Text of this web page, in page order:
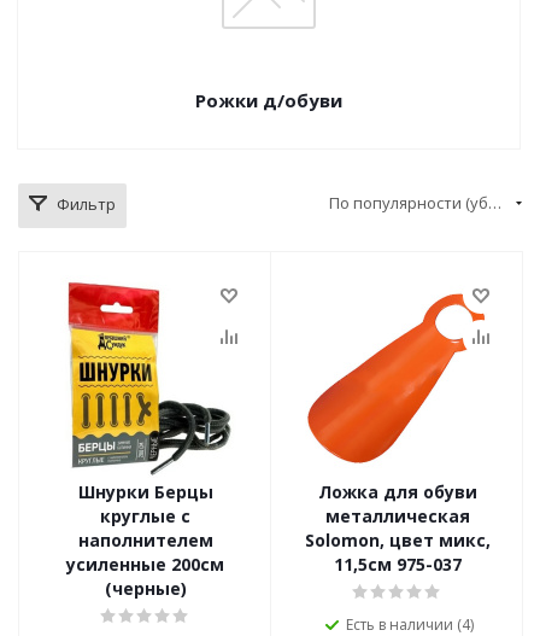
Рожки д/обуви
Фильтр По популярности (убывание)
Шнурки Берцы
круглые с
наполнителем
усиленные 200см
(черные)
Ложка для обуви
металлическая
Solomon, цвет микс,
11,5см 975-037
Есть в наличии (4)